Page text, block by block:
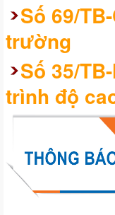
Số 69/
trường
Số 35/
trình độ